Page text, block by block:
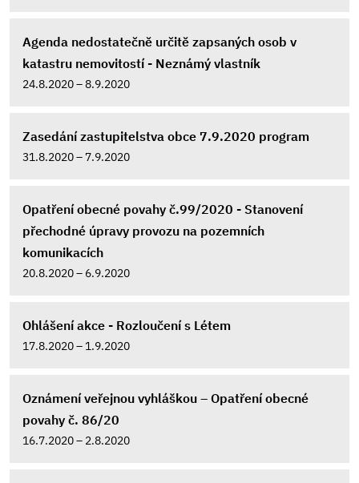
Agenda nedostatečně určitě zapsaných osob v
katastru nemovitostí - Neznámý vlastník
24.8.2020 – 8.9.2020
Zasedání zastupitelstva obce 7.9.2020 program
31.8.2020 – 7.9.2020
Opatření obecné povahy č.99/2020 - Stanovení
přechodné úpravy provozu na pozemních
komunikacích
20.8.2020 – 6.9.2020
Ohlášení akce - Rozloučení s Létem
17.8.2020 – 1.9.2020
Oznámení veřejnou vyhláškou – Opatření obecné
povahy č. 86/20
16.7.2020 – 2.8.2020